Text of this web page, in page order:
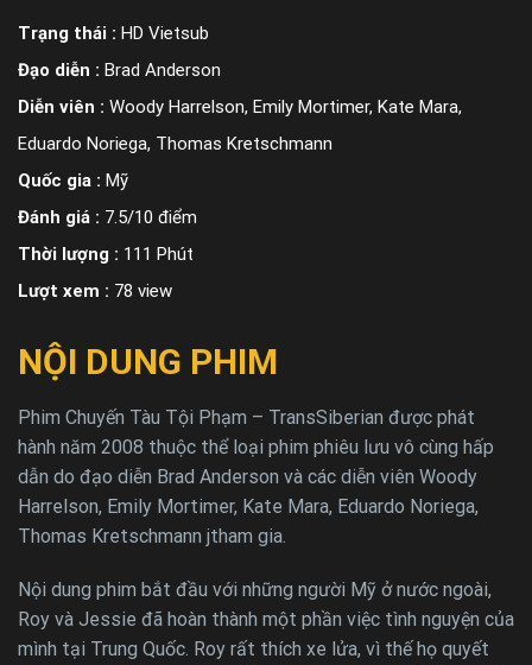
Trạng thái : HD Vietsub
Đạo diễn : Brad Anderson
Diễn viên : Woody Harrelson, Emily Mortimer, Kate Mara,
Eduardo Noriega, Thomas Kretschmann
Quốc gia : Mỹ
Đánh giá : 7.5/10 điểm
Thời lượng : 111 Phút
Lượt xem : 78 view
NỘI DUNG PHIM
Phim Chuyến Tàu Tội Phạm – TransSiberian được phát
hành năm 2008 thuộc thể loại phim phiêu lưu vô cùng hấp
dẫn do đạo diễn Brad Anderson và các diễn viên Woody
Harrelson, Emily Mortimer, Kate Mara, Eduardo Noriega,
Thomas Kretschmann jtham gia.
Nội dung phim bắt đầu với những người Mỹ ở nước ngoài,
Roy và Jessie đã hoàn thành một phần việc tình nguyện của
mình tại Trung Quốc. Roy rất thích xe lửa, vì thế họ quyết